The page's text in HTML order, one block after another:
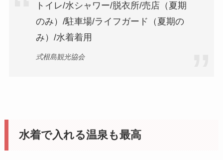
トイレ/水シャワー/脱衣所/売店（夏期
のみ）/駐車場/ライフガード（夏期の
み）/水着着用
式根島観光協会
水着で入れる温泉も最高